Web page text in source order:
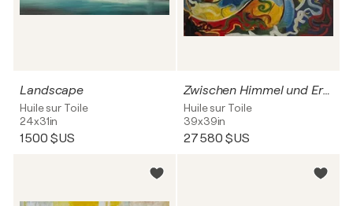
Landscape
Huile sur Toile
24x31in
1 500 $US
Zwischen Himmel und Erde
Huile sur Toile
39x39in
27 580 $US